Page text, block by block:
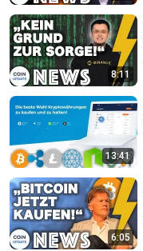
8:11
13:41
6:05